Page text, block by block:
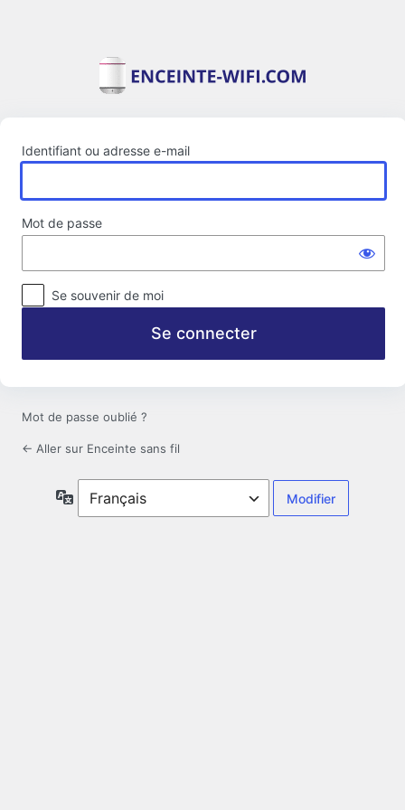
Identifiant ou adresse e-mail
Mot de passe
Se souvenir de moi
Mot de passe oublié ?
← Aller sur Enceinte sans fil
Langue